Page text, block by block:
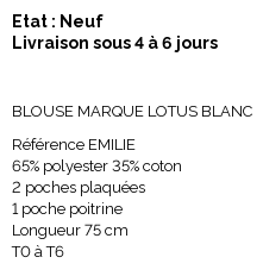
Etat : Neuf
Livraison sous 4 à 6 jours
BLOUSE MARQUE LOTUS BLANC
Référence EMILIE
65% polyester 35% coton
2 poches plaquées
1 poche poitrine
Longueur 75 cm
T0 à T6